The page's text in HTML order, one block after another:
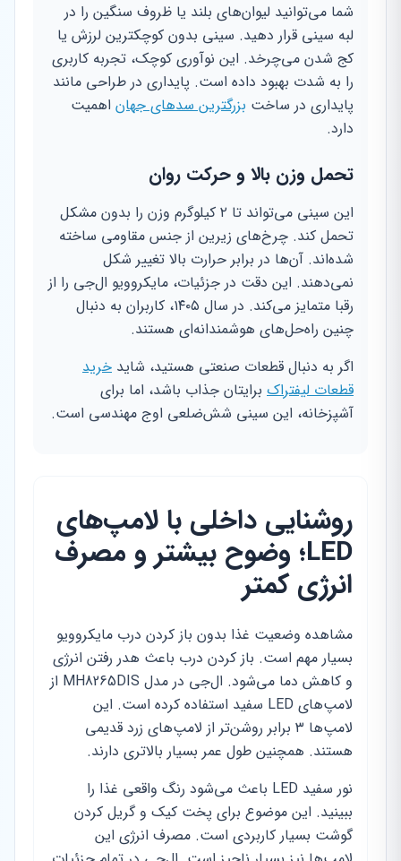
شما می‌توانید لیوان‌های بلند یا ظروف سنگین را در
لبه سینی قرار دهید. سینی بدون کوچکترین لرزش یا
کج شدن می‌چرخد. این نوآوری کوچک، تجربه کاربری
را به شدت بهبود داده است. پایداری در طراحی مانند
پایداری در ساخت بزرگترین سدهای جهان اهمیت
دارد.
تحمل وزن بالا و حرکت روان
این سینی می‌تواند تا ۲ کیلوگرم وزن را بدون مشکل
تحمل کند. چرخ‌های زیرین از جنس مقاومی ساخته
شده‌اند. آن‌ها در برابر حرارت بالا تغییر شکل
نمی‌دهند. این دقت در جزئیات، مایکروویو ال‌جی را از
رقبا متمایز می‌کند. در سال ۱۴۰۵، کاربران به دنبال
چنین راه‌حل‌های هوشمندانه‌ای هستند.
اگر به دنبال قطعات صنعتی هستید، شاید خرید
قطعات لیفتراک برایتان جذاب باشد، اما برای
آشپزخانه، این سینی شش‌ضلعی اوج مهندسی است.
روشنایی داخلی با لامپ‌های
LED؛ وضوح بیشتر و مصرف
انرژی کمتر
مشاهده وضعیت غذا بدون باز کردن درب مایکروویو
بسیار مهم است. باز کردن درب باعث هدر رفتن انرژی
و کاهش دما می‌شود. ال‌جی در مدل MH8265DIS از
لامپ‌های LED سفید استفاده کرده است. این
لامپ‌ها ۳ برابر روشن‌تر از لامپ‌های زرد قدیمی
هستند. همچنین طول عمر بسیار بالاتری دارند.
نور سفید LED باعث می‌شود رنگ واقعی غذا را
ببینید. این موضوع برای پخت کیک و گریل کردن
گوشت بسیار کاربردی است. مصرف انرژی این